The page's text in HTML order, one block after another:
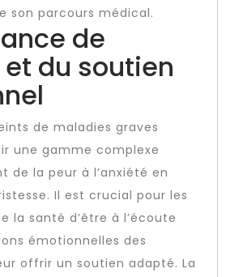
son parcours médical.
de
et du soutien
de maladies graves
une gamme complexe
de la peur à l’anxiété en
Il est crucial pour les
la santé d’être à l’écoute
émotionnelles des
offrir un soutien adapté. La